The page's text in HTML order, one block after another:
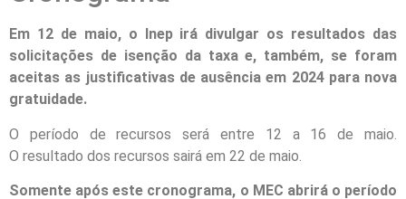
Em 12 de maio, o Inep irá divulgar os resultados das
solicitações de isenção da taxa e, também, se foram
aceitas as justificativas de ausência em 2024 para nova
gratuidade.
O período de recursos será entre 12 a 16 de maio.
O resultado dos recursos sairá em 22 de maio.
Somente após este cronograma, o MEC abrirá o período